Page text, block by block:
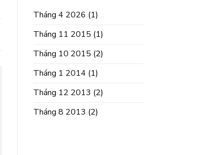
Tháng 4 2026 (1)
Tháng 11 2015 (1)
Tháng 10 2015 (2)
Tháng 1 2014 (1)
Tháng 12 2013 (2)
Tháng 8 2013 (2)